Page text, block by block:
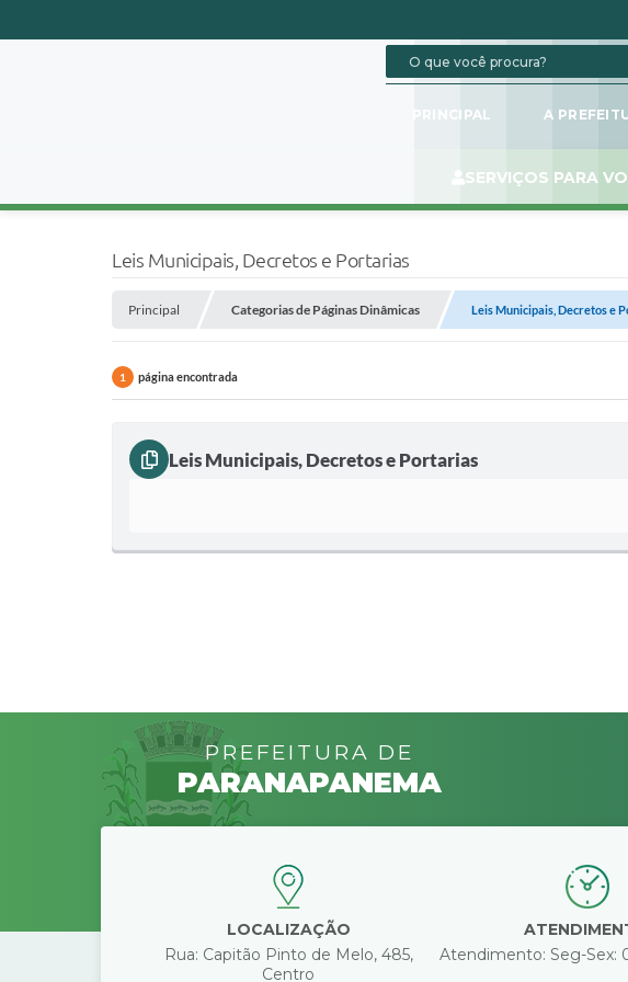
PRINCIPAL A
SERVIÇOS PARA
Leis Municipais, Decretos e Portarias
Principal Categorias de Páginas Dinâmicas Leis Municipais, Decretos e
1 página encontrada
Leis Municipais, Decretos e Portarias
PREFEITURA DE
PARANAPANEMA
LOCALIZAÇÃO
Rua: Capitão Pinto de Melo, 485,
Centro
Atendimento: Seg-Sex: